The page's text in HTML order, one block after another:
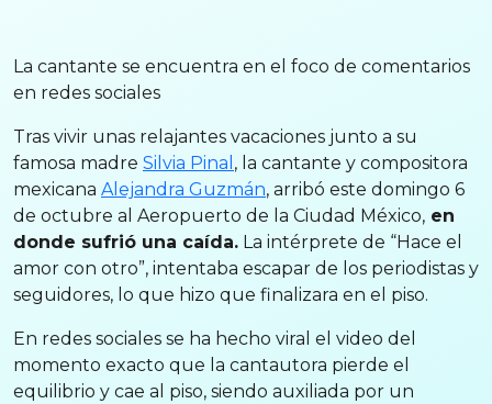
La cantante se encuentra en el foco de comentarios
en redes sociales
Tras vivir unas relajantes vacaciones junto a su
famosa madre Silvia Pinal , la cantante y compositora
mexicana Alejandra Guzmán, arribó este domingo 6
de octubre al Aeropuerto de la Ciudad México, en
donde sufrió una caída. La intérprete de “Hace el
amor con otro”, intentaba escapar de los periodistas y
seguidores, lo que hizo que finalizara en el piso.
En redes sociales se ha hecho viral el video del
momento exacto que la cantautora pierde el
equilibrio y cae al piso, siendo auxiliada por un